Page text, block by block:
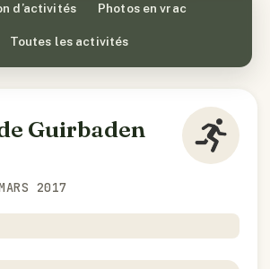
d’activités Photos en vrac
Toutes les activités
Guirbaden
2017